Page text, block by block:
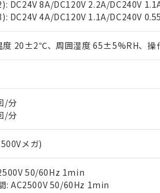
DC24V 8A/DC120V 2.2A/DC240V
DC24V 4A/DC120V 1.1A/DC240V
度 20±2℃、周囲湿度 65±5%RH、操
/分
/分
メガ)
50/60Hz 1min
: AC2500V 50/60Hz 1min
す。
機器事業取扱商品の中には、本サービ
および標準価格照会結果は、記載して
、閲覧された時点での実際の在庫およ
期状況および標準価格はお客様のお取
および標準価格結果を当社の事前の承
ツ機能（部品リスト作成サービス）を
要があります。
当ウェブサイト上で当社にご登録され
の製品・サービスに関するお客様との
下、 水銀(Hg) 1000ppm以下、 カドミウム(Cd)
1000ppm以下、ポリ臭化ビフェニル類(PBB)
チルヘキシル) (DEHP)(別名：DOP) 1000ppm以
以下、フタル酸ジイソブチル (DIBP)
で産業用監視および制御機器に対する適用除外項目
類の４物質については閾値を超える意図的な使用
替え状況などにより、予定月が前後す
明書ダウンロード
明書をダウンロードすることができま
です。当社販売部門へお問い合わせく
) : 1000ppm、 PBBs(ポリ臭化ビフェニル類) :
使用期限
物質（10物質）のすべてが基準値以下
認です。当社販売部門へお問い合わせ
出または国外への提供する場合は、日
要な手続きをとります。
制貨物を破棄する場合は、完全に破砕
社製品を、核兵器、ミサイル、化学兵
切使用いたしません。
社は、販売先および販売に係わる関係
ん。
合意する
なし(最新の在庫状況については、お
器販売店・当社販売員にご確認ください)
注生産機種、また在庫状況の情報を公開